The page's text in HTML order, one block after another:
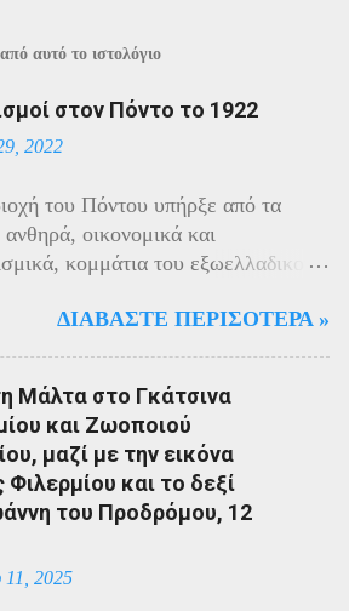
αυτό το ιστολόγιο
στον Πόντο το 1922
2022
του Πόντου υπήρξε από τα
οικονομικά και
κομμάτια του εξωελλαδικού
πληθυσμού της περιοχής και μαζί
είχε και αυτός στη διάρκεια
την ίδια τύχη με τον
μικρασιατικό πληθυσμό. Με την
της Τουρκίας στον πόλεμο
εκκενώσεις οικισμών,
των φυγοστράτων.
ΔΙΑΒΆΣΤΕ ΠΕΡΙΣΌΤΕΡΑ »
Μάλτα στο Γκάτσινα
και Ζωοποιού
μαζί με την εικόνα
και το δεξί
του Προδρόμου, 12
11, 2025